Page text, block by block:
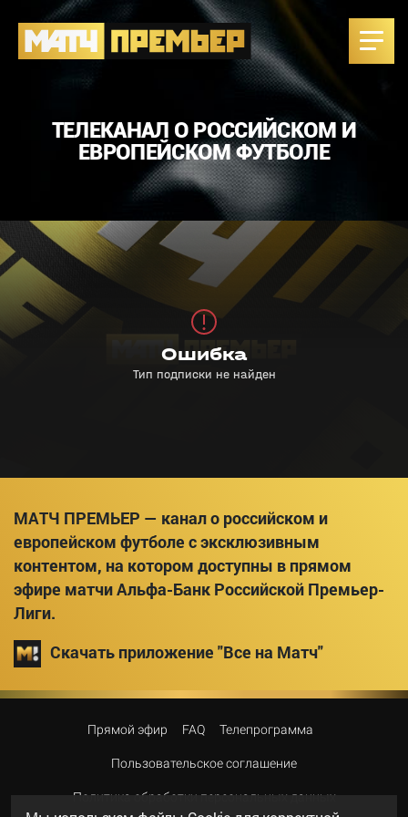
ТЕЛЕКАНАЛ О РОССИЙСКОМ И
ЕВРОПЕЙСКОМ ФУТБОЛЕ
МАТЧ ПРЕМЬЕР — канал о российском и
европейском футболе с эксклюзивным
контентом, на котором доступны в прямом
эфире матчи Альфа-Банк Российской Премьер-
Лиги.
Скачать приложение "Все на Матч"
Прямой эфир FAQ Телепрограмма
Пользовательское соглашение
Политика обработки персональных данных